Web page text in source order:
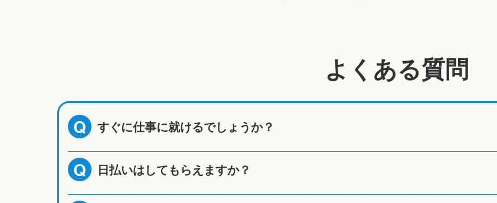
よくある質問
Q すぐに仕事に就けるでしょうか？
Q 日払いはしてもらえますか？